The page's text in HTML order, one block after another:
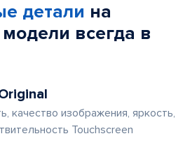
детали на
модели всегда в
качество изображения, яркость,
Touchscreen